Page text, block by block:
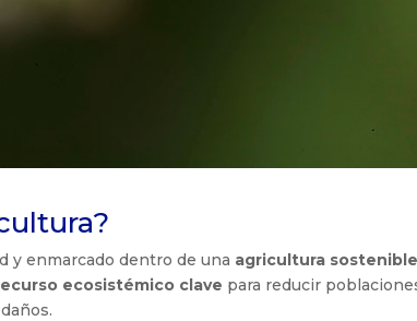
y enmarcado dentro de una agricultura sostenible
ecosistémico clave para reducir